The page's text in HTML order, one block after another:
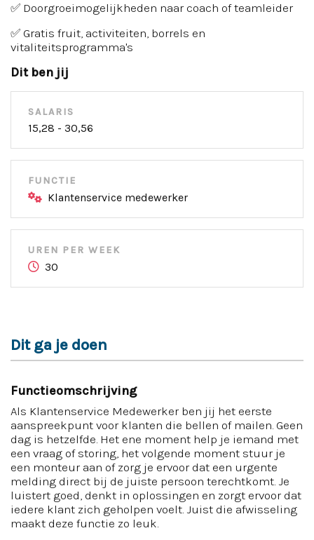
✅ Doorgroeimogelijkheden naar coach of teamleider
✅ Gratis fruit, activiteiten, borrels en
vitaliteitsprogramma's
Dit ben jij
SALARIS
15,28 - 30,56
FUNCTIE
Klantenservice medewerker
UREN PER WEEK
30
Dit ga je doen
Functieomschrijving
Als Klantenservice Medewerker ben jij het eerste
aanspreekpunt voor klanten die bellen of mailen. Geen
dag is hetzelfde. Het ene moment help je iemand met
een vraag of storing, het volgende moment stuur je
een monteur aan of zorg je ervoor dat een urgente
melding direct bij de juiste persoon terechtkomt. Je
luistert goed, denkt in oplossingen en zorgt ervoor dat
iedere klant zich geholpen voelt. Juist die afwisseling
maakt deze functie zo leuk.